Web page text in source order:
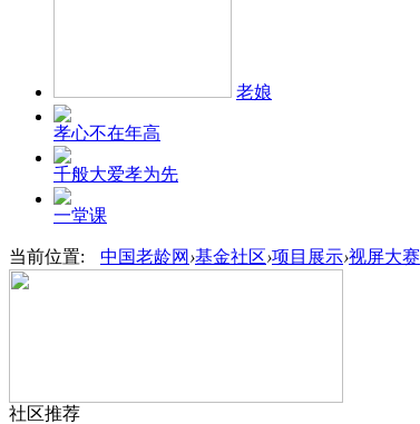
老娘
孝心不在年高
千般大爱孝为先
一堂课
当前位置: 中国老龄网 ›基金社区›项目展示›视屏大赛
社区推荐